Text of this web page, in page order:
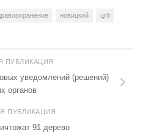
новицкий цгб
ПУБЛИКАЦИЯ
уведомлений (решений)
органов
ПУБЛИКАЦИЯ
91 дерево